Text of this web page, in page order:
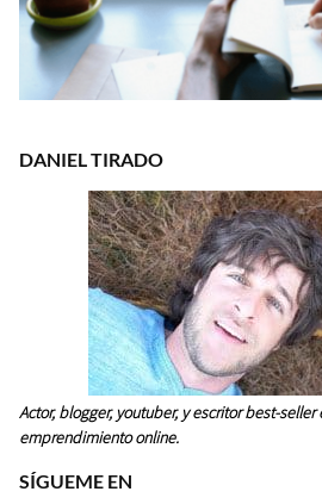
DANIEL TIRADO
Actor, blogger, youtuber, y escritor best-
emprendimiento online.
SÍGUEME EN